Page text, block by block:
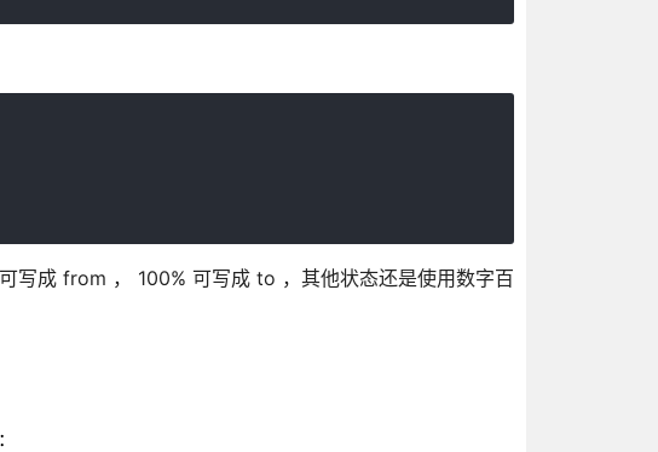
写成 from ， 100% 可写成 to ，其他状态还是使用数字百